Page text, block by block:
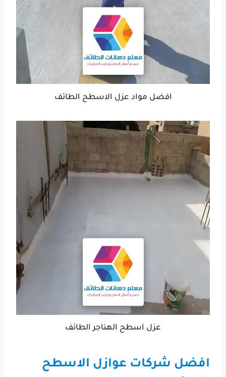
افضل مواد عزل الاسطح الطائف
عزل اسطح الهناجر الطائف
افضل شركات عوازل الاسطح